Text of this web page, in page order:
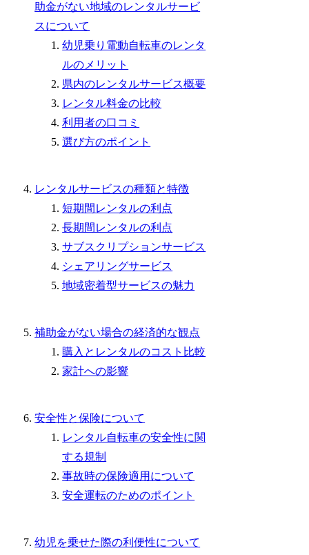
助金がない地域のレンタルサービ
スについて
幼児乗り電動自転車のレンタ
ルのメリット
県内のレンタルサービス概要
レンタル料金の比較
利用者の口コミ
選び方のポイント
レンタルサービスの種類と特徴
短期間レンタルの利点
長期間レンタルの利点
サブスクリプションサービス
シェアリングサービス
地域密着型サービスの魅力
補助金がない場合の経済的な観点
購入とレンタルのコスト比較
家計への影響
安全性と保険について
レンタル自転車の安全性に関
する規制
事故時の保険適用について
安全運転のためのポイント
幼児を乗せた際の利便性について